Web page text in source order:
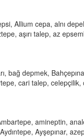
Allium cepa, alnı
aşırı talep, az
bağ depmek,
cari talep,
amineptin,
Ayşepınar,